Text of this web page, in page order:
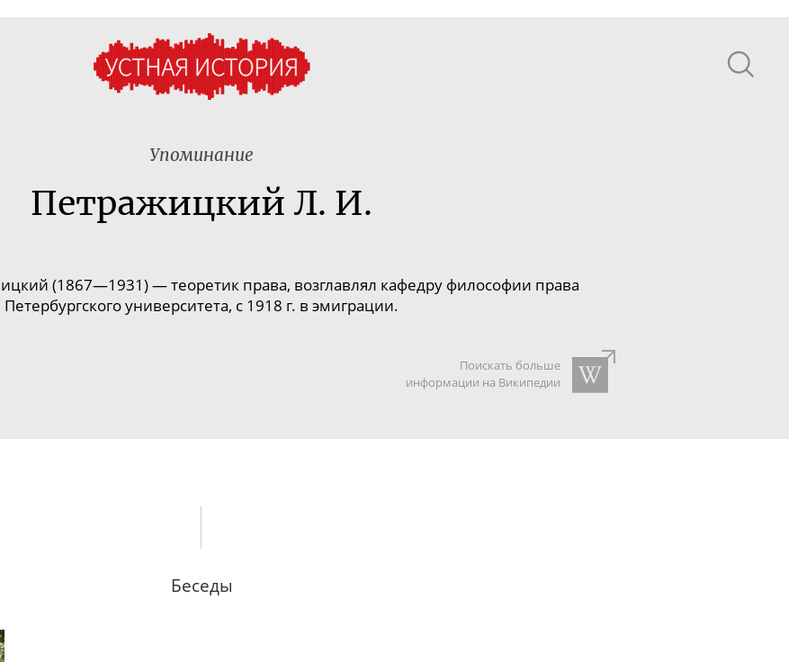
Упоминание
Петражицкий Л. И.
(1867—1931) — теоретик права, возглавлял кафедру философии права
Петербургского университета, с 1918 г. в эмиграции.
Поискать больше
информации на Википедии
Беседы